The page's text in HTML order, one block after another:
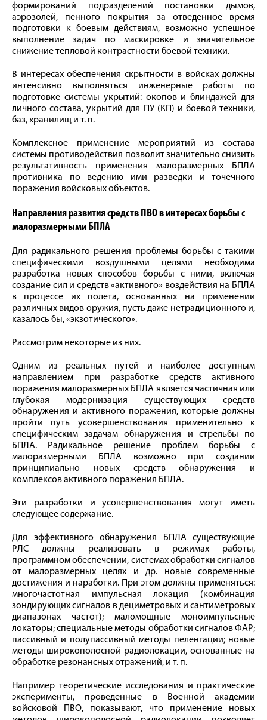
формирований подразделений постановки дымов,
аэрозолей, пенного покрытия за отведенное время
подготовки к боевым действиям, возможно успешное
выполнение задач по маскировке и значительное
снижение тепловой контрастности боевой техники.
В интересах обеспечения скрытности в войсках должны
интенсивно выполняться инженерные работы по
подготовке системы укрытий: окопов и блиндажей для
личного состава, укрытий для ПУ (КП) и боевой техники,
баз, хранилищ и т. п.
Комплексное применение мероприятий из состава
системы противодействия позволит значительно снизить
результативность применения малоразмерных БПЛА
противника по ведению ими разведки и точечного
поражения войсковых объектов.
Направления развития средств ПВО в интересах борьбы с
малоразмерными БПЛА
Для радикального решения проблемы борьбы с такими
специфическими воздушными целями необходима
разработка новых способов борьбы с ними, включая
создание сил и средств «активного» воздействия на БПЛА
в процессе их полета, основанных на применении
различных видов оружия, пусть даже нетрадиционного и,
казалось бы, «экзотического».
Рассмотрим некоторые из них.
Одним из реальных путей и наиболее доступным
направлением при разработке средств активного
поражения малоразмерных БПЛА является частичная или
глубокая модернизация существующих средств
обнаружения и активного поражения, которые должны
пройти путь усовершенствования применительно к
специфическим задачам обнаружения и стрельбы по
БПЛА. Радикальное решение проблем борьбы с
малоразмерными БПЛА возможно при создании
принципиально новых средств обнаружения и
комплексов активного поражения БПЛА.
Эти разработки и усовершенствования могут иметь
следующее содержание.
Для эффективного обнаружения БПЛА существующие
РЛС должны реализовать в режимах работы,
программном обеспечении, системах обработки сигналов
от малоразмерных целях и др. новые современные
достижения и наработки. При этом должны применяться:
многочастотная импульсная локация (комбинация
зондирующих сигналов в дециметровых и сантиметровых
диапазонах частот); маломощные моноимпульсные
локаторы; специальные методы обработки сигналов ФАР;
пассивный и полупассивный методы пеленгации; новые
методы широкополосной радиолокации, основанные на
обработке резонансных отражений, и т. п.
Например теоретические исследования и практические
эксперименты, проведенные в Военной академии
войсковой ПВО, показывают, что применение новых